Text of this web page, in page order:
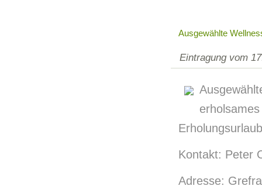
Ausgewählte
Eintragung vom
Kontakt: Peter
Adresse: